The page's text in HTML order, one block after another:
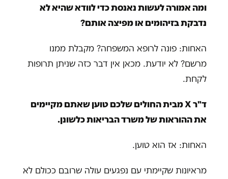
ומה אמורה לעשות נאנסת כדי לוודא שהיא לא
נדבקת בזיהומים או מפיצה אותם?
האחות: פונה לרופא המשפחה? מקבלת ממנו
מרשם? לא יודעת. מכאן אין דבר כזה שניתן תרופות
לקחת.
ד"ר X מבית החולים שלכם טוען שאתם מקיימים
את ההוראות של משרד הבריאות כלשונן.
האחות: אז הוא טוען.
מראיונות שקיימתי עם נפגעים עולה שרובם ככולם לא